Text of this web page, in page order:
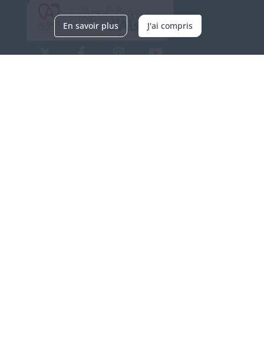
En savoir plus J'ai compris